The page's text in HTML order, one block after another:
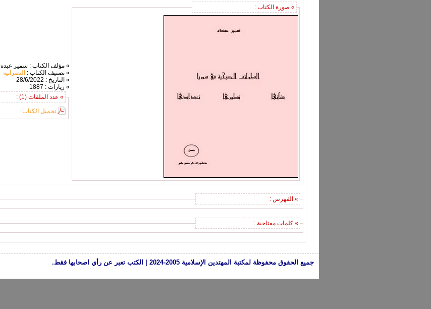
» صورة الكتاب :
» مؤلف الكتاب : سمير عبده
» تصنيف الكتاب : النصرانية
» التاريخ : 28/6/2022
» زيارات : 1887
» عدد الملفات (1) :
تحميل الكتاب
» الفهرس :
» كلمات مفتاحية :
جميع الحقوق محفوظة لمكتبة المهتدين الإسلامية 2005-2024 | الكتب تعبر عن رأي اصحابها فقط.